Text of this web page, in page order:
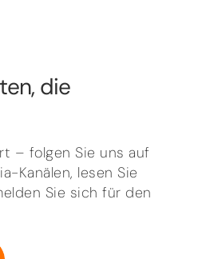
die
– folgen Sie uns auf
Kanälen, lesen Sie
Sie sich für den